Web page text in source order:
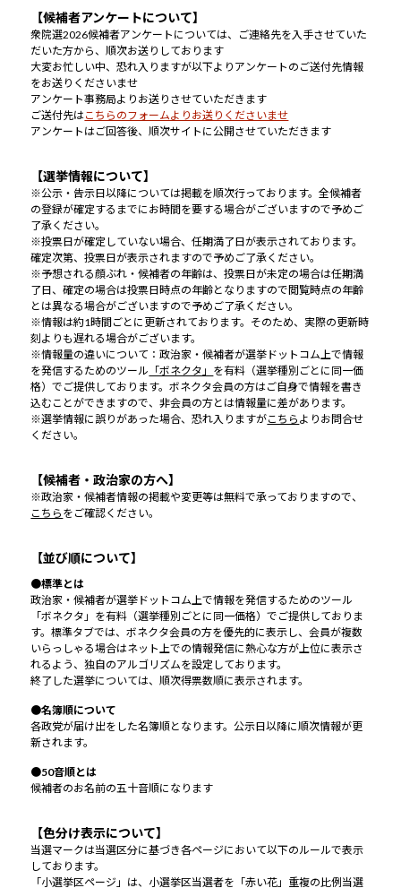
【候補者アンケートについて】
衆院選2026候補者アンケートについては、ご連絡先を入手させていた
だいた方から、順次お送りしております
大変お忙しい中、恐れ入りますが以下よりアンケートのご送付先情報
をお送りくださいませ
アンケート事務局よりお送りさせていただきます
ご送付先はこちらのフォームよりお送りくださいませ
アンケートはご回答後、順次サイトに公開させていただきます
【選挙情報について】
※公示・告示日以降については掲載を順次行っております。全候補者
の登録が確定するまでにお時間を要する場合がございますので予めご
了承ください。
※投票日が確定していない場合、任期満了日が表示されております。
確定次第、投票日が表示されますので予めご了承ください。
※予想される顔ぶれ・候補者の年齢は、投票日が未定の場合は任期満
了日、確定の場合は投票日時点の年齢となりますので閲覧時点の年齢
とは異なる場合がございますので予めご了承ください。
※情報は約1時間ごとに更新されております。そのため、実際の更新時
刻よりも遅れる場合がございます。
※情報量の違いについて：政治家・候補者が選挙ドットコム上で情報
を発信するためのツール 「ボネクタ」 を有料（選挙種別ごとに同一価
格）でご提供しております。ボネクタ会員の方はご自身で情報を書き
込むことができますので、非会員の方とは情報量に差があります。
※選挙情報に誤りがあった場合、恐れ入りますがこちら よりお問合せ
ください。
【候補者・政治家の方へ】
※政治家・候補者情報の掲載や変更等は無料で承っておりますので、
こちら をご確認ください。
【並び順について】
●標準とは
政治家・候補者が選挙ドットコム上で情報を発信するためのツール
「ボネクタ」を有料（選挙種別ごとに同一価格）でご提供しておりま
す。標準タブでは、ボネクタ会員の方を優先的に表示し、会員が複数
いらっしゃる場合はネット上での情報発信に熱心な方が上位に表示さ
れるよう、独自のアルゴリズムを設定しております。
終了した選挙については、順次得票数順に表示されます。
●名簿順について
各政党が届け出をした名簿順となります。公示日以降に順次情報が更
新されます。
●50音順とは
候補者のお名前の五十音順になります
【色分け表示について】
当選マークは当選区分に基づき各ページにおいて以下のルールで表示
しております。
「小選挙区ページ」は、小選挙区当選者を「赤い花」重複の比例当選